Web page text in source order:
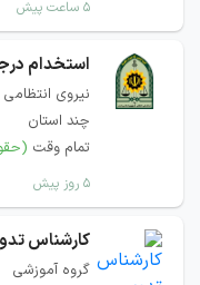
۵ ساعت پیش
استخدام
نیروی انتظامی
چند استان
تمام وقت
۵ روز پیش
کارشناس
گروه آموزشی